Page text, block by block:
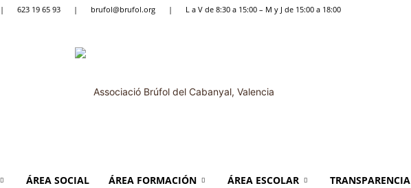
| 623 19 65 93 | brufol@brufol.org | L a V de 8:30 a 15:00 – M y J de 15:00 a 18:00
Brúfol
ÁREA SOCIAL ÁREA FORMACIÓN ÁREA ESCOLAR TRANSPARENCIA